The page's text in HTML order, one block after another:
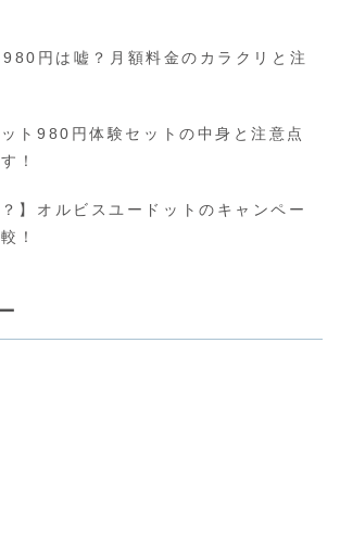
円は嘘？月額料金のカラクリと注
ト980円体験セットの中身と注意点
！
？】オルビスユードットのキャンペー
！